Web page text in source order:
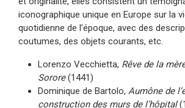
iconographique unique en Europe sur la
quotidienne de l’époque, avec des
coutumes, des objets courants, etc.
Lorenzo Vecchietta, Rêve de la
Sorore(1441)
Dominique de Bartolo, Aumône de
construction des murs de l’hôpital